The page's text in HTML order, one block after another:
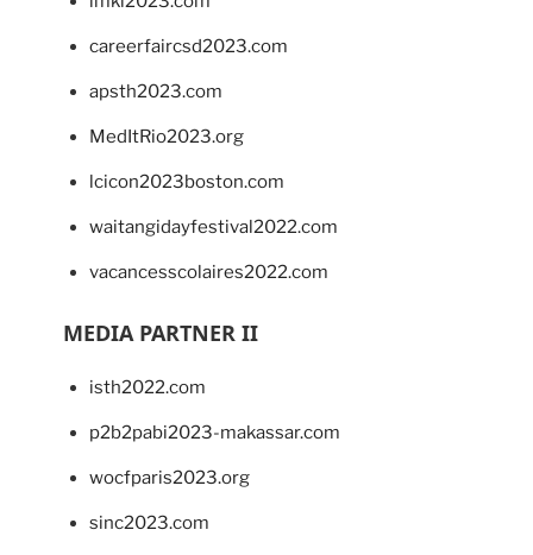
careerfaircsd2023.com
apsth2023.com
MedItRio2023.org
lcicon2023boston.com
waitangidayfestival2022.com
vacancesscolaires2022.com
MEDIA PARTNER II
isth2022.com
p2b2pabi2023-makassar.com
wocfparis2023.org
sinc2023.com